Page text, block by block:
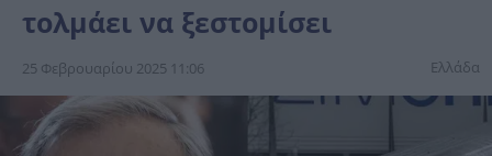
τολμάει να ξεστομίσει
25 Φεβρουαρίου 2025 11:06 Ελλάδα